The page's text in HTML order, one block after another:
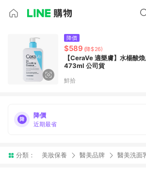
降價
$589 (降$26)
【CeraVe 適樂膚】水楊酸
473ml 公司貨
鮮拾
降價
近期最省
分類： 美妝保養 醫美品牌 醫美洗面